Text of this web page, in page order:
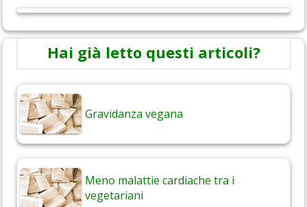
Hai già letto questi articoli?
Gravidanza vegana
Meno malattie cardiache tra i
vegetariani